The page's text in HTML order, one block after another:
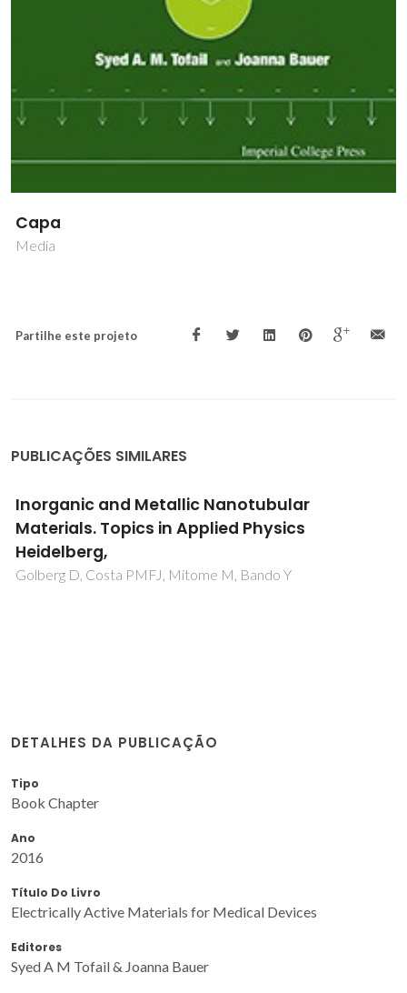
Capa
Media
Partilhe este projeto
PUBLICAÇÕES SIMILARES
Inorganic and Metallic Nanotubular
Materials. Topics in Applied Physics
Heidelberg,
Golberg D, Costa PMFJ, Mitome M, Bando Y
DETALHES DA PUBLICAÇÃO
Tipo
Book Chapter
Ano
2016
Título Do Livro
Electrically Active Materials for Medical Devices
Editores
Syed A M Tofail & Joanna Bauer